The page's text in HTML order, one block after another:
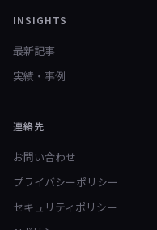
INSIGHTS
最新記事
実績・事例
連絡先
お問い合わせ
プライバシーポリシー
セキュリティポリシー